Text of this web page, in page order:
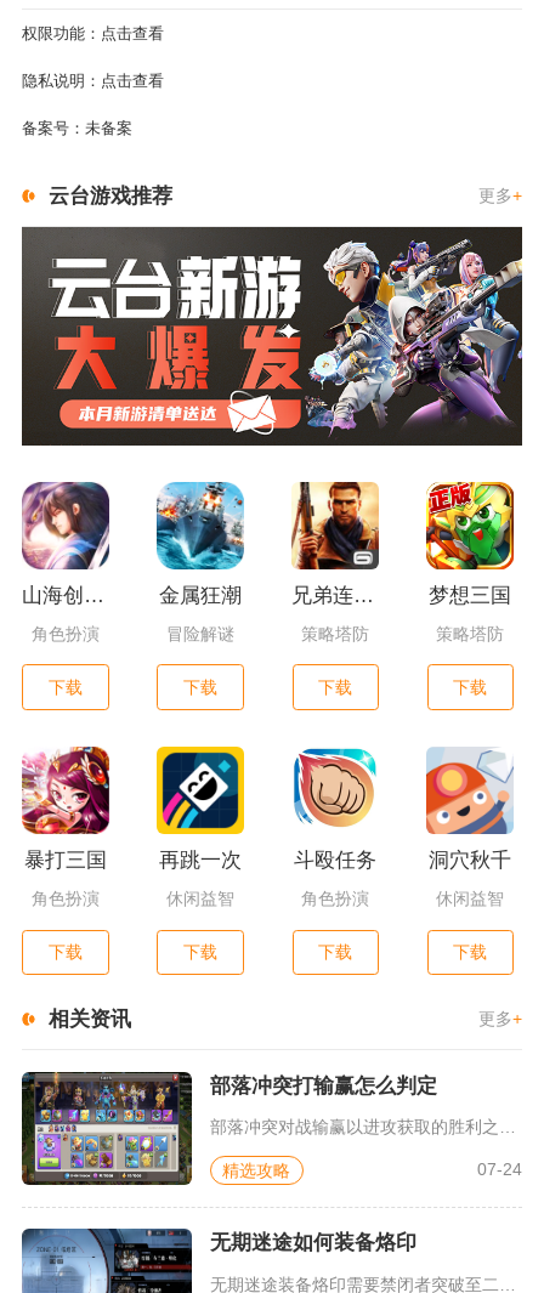
权限功能： 点击查看
隐私说明： 点击查看
备案号： 未备案
云台游戏推荐 更多+
山海创世录一剑天逆
角色扮演
下载
金属狂潮
冒险解谜
下载
兄弟连3：战争之子
策略塔防
下载
梦想三国
策略塔防
下载
暴打三国
角色扮演
下载
再跳一次
休闲益智
下载
斗殴任务
角色扮演
下载
洞穴秋千
休闲益智
下载
相关资讯 更多+
部落冲突打输赢怎么判定
部落冲突对战输赢以进攻获取的胜利之星为核心判定标准，单人联机...
精选攻略 07-24
无期迷途如何装备烙印